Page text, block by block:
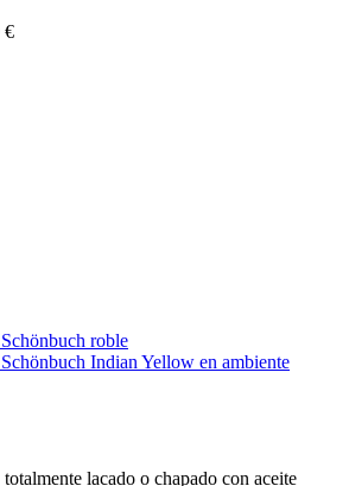
€
lacado o chapado con aceite